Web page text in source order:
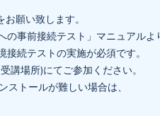
お願い致します。
事前接続テスト」マニュアルよ
続テストの実施が必須です。
場所)にてご参加ください。
トールが難しい場合は、